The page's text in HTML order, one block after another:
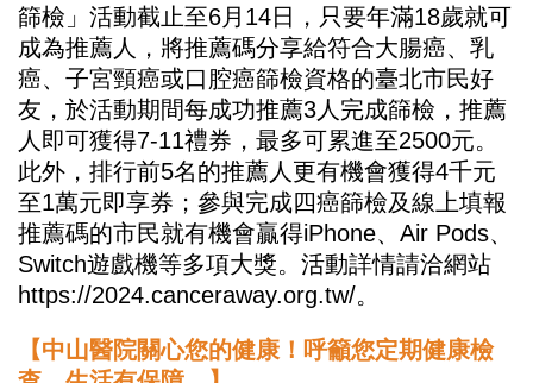
篩檢」活動截止至6月14日，只要年滿18歲就可
成為推薦人，將推薦碼分享給符合大腸癌、乳
癌、子宮頸癌或口腔癌篩檢資格的臺北市民好
友，於活動期間每成功推薦3人完成篩檢，推薦
人即可獲得7-11禮券，最多可累進至2500元。
此外，排行前5名的推薦人更有機會獲得4千元
至1萬元即享券；參與完成四癌篩檢及線上填報
推薦碼的市民就有機會贏得iPhone、Air Pods、
Switch遊戲機等多項大獎。活動詳情請洽網站
https://2024.canceraway.org.tw/。
【中山醫院關心您的健康！呼籲您定期健康檢